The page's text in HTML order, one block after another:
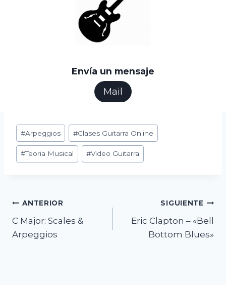
Envía un mensaje
Mail
Etiquetas
de
la
#Arpeggios #Clases Guitarra Online
#Teoria Musical #Video Guitarra
Navegación
de
ANTERIOR
C Major: Scales &
Arpeggios
SIGUIENTE
Eric Clapton – «Bell
Bottom Blues»